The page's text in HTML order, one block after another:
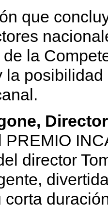
que
la
la
PREMIO
director